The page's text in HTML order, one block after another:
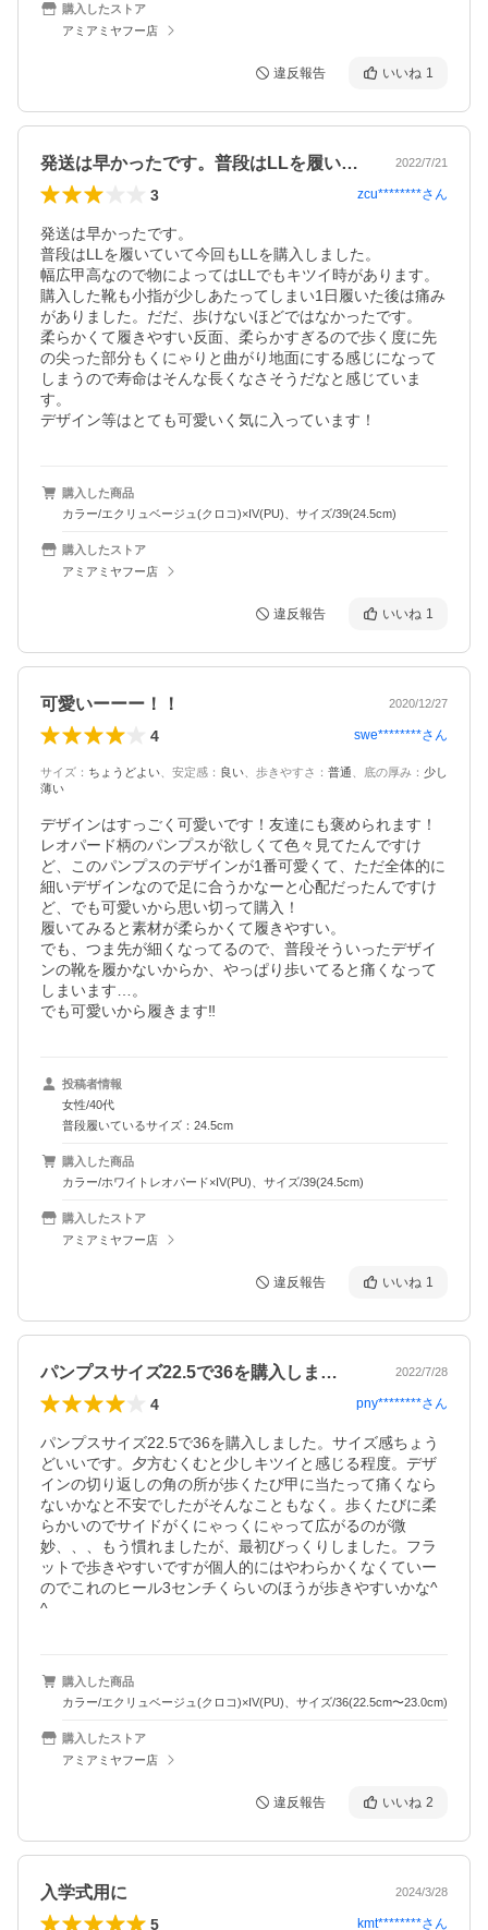
購入したストア
アミアミヤフー店
違反報告 いいね 1
発送は早かったです。普段はLLを履いて… 2022/7/21
3 zcu********さん
発送は早かったです。
普段はLLを履いていて今回もLLを購入しました。
幅広甲高なので物によってはLLでもキツイ時があります。
購入した靴も小指が少しあたってしまい1日履いた後は痛み
がありました。だだ、歩けないほどではなかったです。
柔らかくて履きやすい反面、柔らかすぎるので歩く度に先
の尖った部分もくにゃりと曲がり地面にする感じになって
しまうので寿命はそんな長くなさそうだなと感じていま
す。
デザイン等はとても可愛いく気に入っています！
購入した商品
カラー/エクリュベージュ(クロコ)×IV(PU)、サイズ/39(24.5cm)
購入したストア
アミアミヤフー店
違反報告 いいね 1
可愛いーーー！！ 2020/12/27
4 swe********さん
サイズ ： ちょうどよい 安定感 ： 良い 歩きやすさ ： 普通 底の厚み ： 少し
薄い
デザインはすっごく可愛いです！友達にも褒められます！
レオパード柄のパンプスが欲しくて色々見てたんですけ
ど、このパンプスのデザインが1番可愛くて、ただ全体的に
細いデザインなので足に合うかなーと心配だったんですけ
ど、でも可愛いから思い切って購入！
履いてみると素材が柔らかくて履きやすい。
でも、つま先が細くなってるので、普段そういったデザイ
ンの靴を履かないからか、やっぱり歩いてると痛くなって
しまいます…。
でも可愛いから履きます‼
投稿者情報
女性/40代
普段履いているサイズ：24.5cm
購入した商品
カラー/ホワイトレオパード×IV(PU)、サイズ/39(24.5cm)
購入したストア
アミアミヤフー店
違反報告 いいね 1
パンプスサイズ22.5で36を購入しま… 2022/7/28
4 pny********さん
パンプスサイズ22.5で36を購入しました。サイズ感ちょう
どいいです。夕方むくむと少しキツイと感じる程度。デザ
インの切り返しの角の所が歩くたび甲に当たって痛くなら
ないかなと不安でしたがそんなこともなく。歩くたびに柔
らかいのでサイドがくにゃっくにゃって広がるのが微
妙、、、もう慣れましたが、最初びっくりしました。フラ
ットで歩きやすいですが個人的にはやわらかくなくていー
のでこれのヒール3センチくらいのほうが歩きやすいかな^
^
購入した商品
カラー/エクリュベージュ(クロコ)×IV(PU)、サイズ/36(22.5cm〜23.0cm)
購入したストア
アミアミヤフー店
違反報告 いいね 2
入学式用に 2024/3/28
5 kmt********さん